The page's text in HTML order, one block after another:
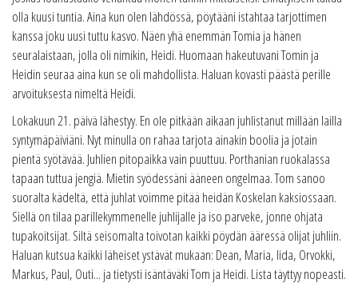
olla kuusi tuntia. Aina kun olen lähdössä, pöytääni istahtaa tarjottimen
kanssa joku uusi tuttu kasvo. Näen yhä enemmän Tomia ja hänen
seuralaistaan, jolla oli nimikin, Heidi. Huomaan hakeutuvani Tomin ja
Heidin seuraa aina kun se oli mahdollista. Haluan kovasti päästä perille
arvoituksesta nimeltä Heidi.
Lokakuun 21. päivä lähestyy. En ole pitkään aikaan juhlistanut millään lailla
syntymäpäiviäni. Nyt minulla on rahaa tarjota ainakin boolia ja jotain
pientä syötävää. Juhlien pitopaikka vain puuttuu. Porthanian ruokalassa
tapaan tuttua jengiä. Mietin syödessäni ääneen ongelmaa. Tom sanoo
suoralta kädeltä, että juhlat voimme pitää heidän Koskelan kaksiossaan.
Siellä on tilaa parillekymmenelle juhlijalle ja iso parveke, jonne ohjata
tupakoitsijat. Siltä seisomalta toivotan kaikki pöydän ääressä olijat juhliin.
Haluan kutsua kaikki läheiset ystävät mukaan: Dean, Maria, Iida, Orvokki,
Markus, Paul, Outi... ja tietysti isäntäväki Tom ja Heidi. Lista täyttyy nopeasti.